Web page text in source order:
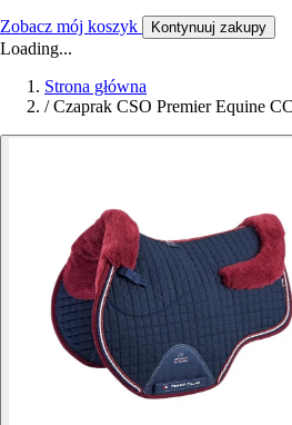
Zobacz mój koszyk Kontynuuj zakupy
Loading...
Strona główna
/ Czaprak CSO Premier Equine